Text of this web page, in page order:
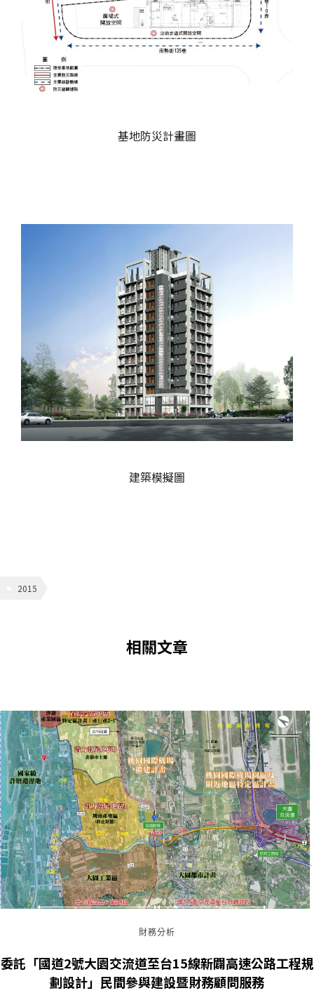
基地防災計畫圖
建築模擬圖
2015
相關文章
財務分析
委託「國道2號大園交流道至台15線新闢高速公路工程規
劃設計」民間參與建設暨財務顧問服務